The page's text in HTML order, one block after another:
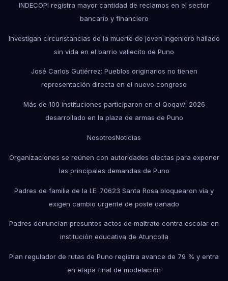
INDECOPI registra mayor cantidad de reclamos en el sector
bancario y financiero
Investigan circunstancias de la muerte de joven ingeniero hallado
sin vida en el barrio vallecito de Puno
José Carlos Gutiérrez: Pueblos originarios no tienen
representación directa en el nuevo congreso
Más de 100 instituciones participaron en el Qoqawi 2026
desarrollado en la plaza de armas de Puno
NosotrosNoticias
Organizaciones se reúnen con autoridades electas para exponer
las principales demandas de Puno
Padres de familia de la I.E. 70623 Santa Rosa bloquearon vía y
exigen cambio urgente de poste dañado
Padres denuncian presuntos actos de maltrato contra escolar en
institución educativa de Atuncolla
Plan regulador de rutas de Puno registra avance de 79 % y entra
en etapa final de modelación